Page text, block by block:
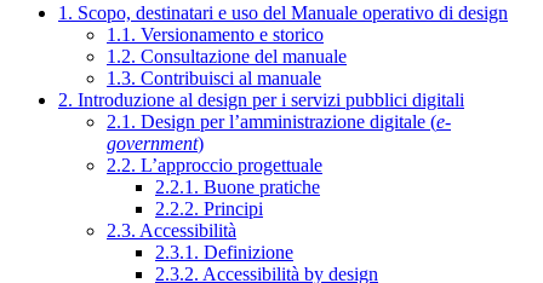
1. Scopo, destinatari e uso del Manuale operativo di design
1.1. Versionamento e storico
1.2. Consultazione del manuale
1.3. Contribuisci al manuale
2. Introduzione al design per i servizi pubblici digitali
2.1. Design per l’amministrazione digitale (e-
government)
2.2. L’approccio progettuale
2.2.1. Buone pratiche
2.2.2. Principi
2.3. Accessibilità
2.3.1. Definizione
2.3.2. Accessibilità by design